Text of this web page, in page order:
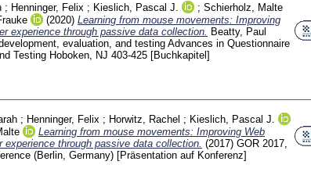
; Henninger, Felix ; Kieslich, Pascal J. ; Schierholz, Malte
(2020) Learning from mouse movements: Improving
experience through passive data collection.
Beatty, Paul
evaluation, and testing Advances in Questionnaire
Testing Hoboken, NJ 403-425 [Buchkapitel]
; Henninger, Felix ; Horwitz, Rachel ; Kieslich, Pascal J.
Learning from mouse movements: Improving Web
experience through passive data collection. (2017) GOR 2017,
(Berlin, Germany) [Präsentation auf Konferenz]